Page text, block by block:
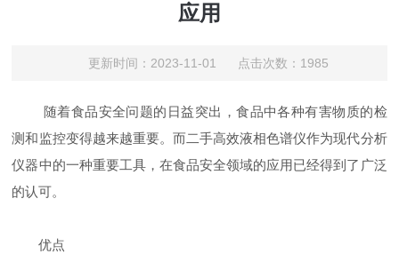
应用
更新时间：2023-11-01 点击次数：1985
随着食品安全问题的日益突出，食品中各种有害物质的检
测和监控变得越来越重要。而二手高效液相色谱仪作为现代分析
仪器中的一种重要工具，在食品安全领域的应用已经得到了广泛
的认可。
优点